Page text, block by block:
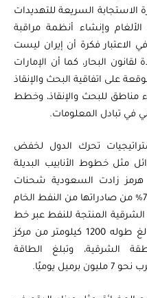
السريعة للتهديدات
وإنشاء أنظمة مراقبة
فكرة أن إيران ليست
البحار، كما أن الإمارات
على اتفاقية البحث والإنقاذ
إنشاء مناطق للبحث والإنقاذ، وخطط
في تبادل المعلومات.
تحرك الدول لخفض
مثل خطوط الأنابيب البديلة
زادت السعودية شحنات
عبر البحر الأحمر بتحميل نحو 77% من صادراتها من النفط الخام
المنتجة للنفط عبر خط
أنابيب الشرق والغرب “بترولاين” البالغ طوله 1200 كيلومتر من مركز
الشرقية، وتبلغ الطاقة
يوميًا.